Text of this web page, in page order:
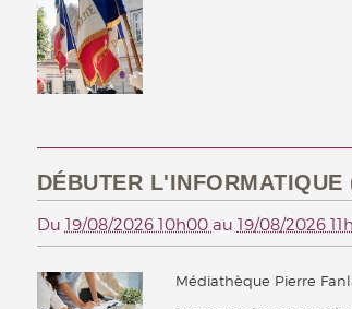
DÉBUTER L'INFORMATIQUE
Du 19/08/2026 10h00 au 19/08/2026
Médiathèque Pierre